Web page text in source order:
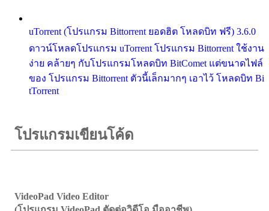
uTorrent (โปรแกรม Bittorrent ยอดฮิต โหลดบิท ฟรี) 3.6.0
ดาวน์โหลดโปรแกรม uTorrent โปรแกรม Bittorrent ใช้งาน
ง่าย คล้ายๆ กับโปรแกรมโหลดบิท BitComet แต่ขนาดไฟล์
ของ โปรแกรม Bittorrent ตัวนี้เล็กมากๆ เอาไว้ โหลดบิท Bi
tTorrent
โปรแกรมเขียนโค้ด
VideoPad Video Editor